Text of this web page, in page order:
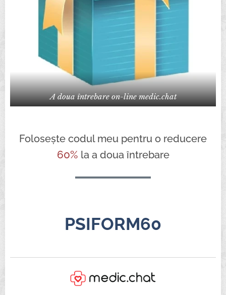
A doua întrebare on-line medic.chat
Folosește codul meu pentru o reducere
60% la a doua întrebare
PSIFORM60